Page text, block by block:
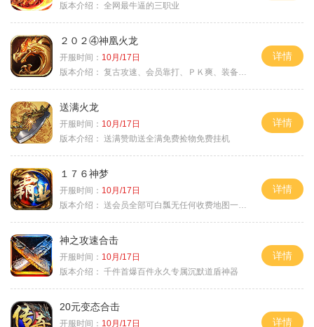
版本介绍： 全网最牛逼的三职业
２０２④神凰火龙
开服时间： 10月/17日
版本介绍： 复古攻速、会员靠打、ＰＫ爽、装备全爆
详情
送满火龙
开服时间： 10月/17日
版本介绍： 送满赞助送全满免费捡物免费挂机
详情
１７６神梦
开服时间： 10月/17日
版本介绍： 送会员全部可白瓢无任何收费地图一切靠打
详情
神之攻速合击
开服时间： 10月/17日
版本介绍： 千件首爆百件永久专属沉默道盾神器
详情
20元变态合击
开服时间： 10月/17日
详情